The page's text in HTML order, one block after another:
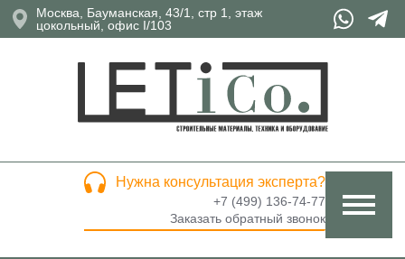
Москва, Бауманская, 43/1, стр 1, этаж
цокольный, офис I/103
Нужна консультация эксперта?
+7 (499) 136-74-77
Заказать обратный звонок